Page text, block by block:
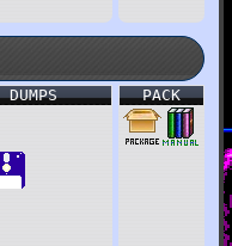
PACK
DUMPS